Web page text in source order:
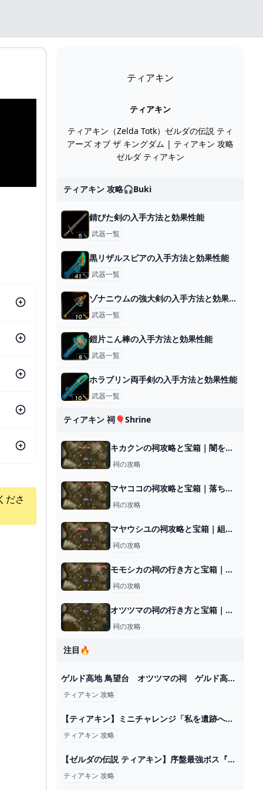
ださ
ティアキン
ティアキン
ティアキン（Zelda Totk）ゼルダの伝説 ティ
アーズ オブ ザ キングダム | ティアキン 攻略
ゼルダ ティアキン
ティアキン 攻略🎧buki
錆びた剣の入手方法と効果性能
武器一覧
黒リザルスピアの入手方法と効果性能
武器一覧
ゾナニウムの強大剣の入手方法と効果性能
武器一覧
鎧片こん棒の入手方法と効果性能
武器一覧
ホラブリン両手剣の入手方法と効果性能
武器一覧
ティアキン 祠🎈shrine
キカクンの祠攻略と宝箱｜闇を照らすもの
祠の攻略
マヤココの祠攻略と宝箱｜落ちる刹那
祠の攻略
マヤウシユの祠攻略と宝箱｜組み合わせ
祠の攻略
モモシカの祠の行き方と宝箱｜ラウルの祝福
祠の攻略
オツツマの祠の行き方と宝箱｜ラウルの祝福
祠の攻略
注目🔥
ゲルド高地 鳥望台 オツツマの祠 ゲルド高地 マップ開放 扉の場所 入り口の場所 攻略 宝箱全部 ゼルダの伝説 ティアーズ オブ ザ キングダム ティアキン㊲ - YouTube
ティアキン 攻略
【ティアキン】ミニチャレンジ「私を遺跡へ連れてって」 攻略【ゼルダの伝説】 - YouTube
ティアキン 攻略
【ゼルダの伝説 ティアキン】序盤最強ボス『グリオーク』を３体倒した後に○○するとヤバすぎる！&グリオーク超簡単な攻略法を解説【ゼルダの伝説ティアーズオブザキングダム】【まがれつ】 - YouTube
ティアキン 攻略